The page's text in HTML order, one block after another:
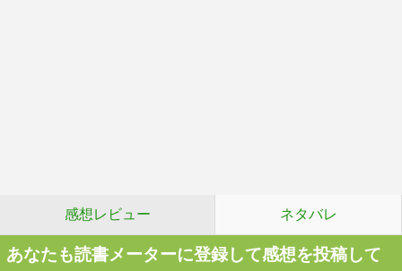
感想レビュー ネタバレ
あなたも読書メーターに登録して感想を投稿して